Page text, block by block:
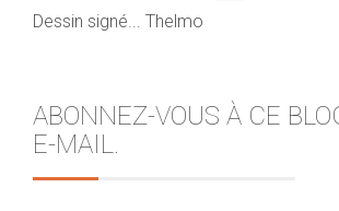
Dessin signé... Thelmo
ABONNEZ-VOUS À CE
E-MAIL.